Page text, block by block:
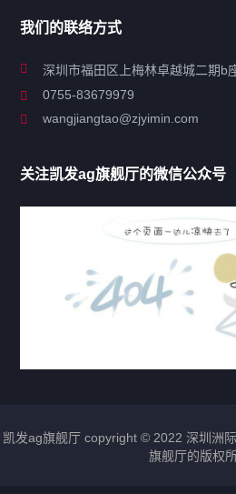
联系凯发ag旗舰厅
行业动态
圣基茨移民 瓦努阿图移民
多米
圣卢西亚移民
我们的联络方式
深圳市福田区上梅林卓越城二期b
0755-83679979
wangjiangtao@zjyimin.com
关注凯发ag旗舰厅的微信公众号
凯发ag旗舰厅 copyright © 2022 深圳洲
旗舰厅的版权